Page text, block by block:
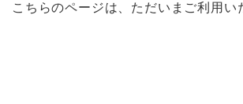
こちらのページは、ただいまご利用い